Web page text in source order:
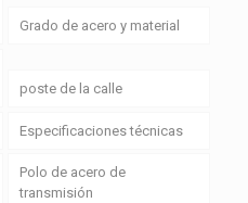
Grado de acero y material
poste de la calle
Especificaciones técnicas
Polo de acero de
transmisión